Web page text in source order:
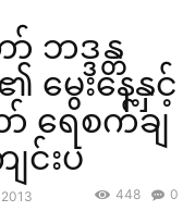
ဒ္ဒန္တ
မွေးနေ့နှင့်
ရေစက်ချ
င်းပ
0
448